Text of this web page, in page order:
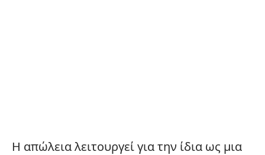
Η απώλεια λειτουργεί για την ίδια ως μια